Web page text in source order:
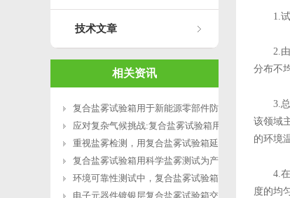
技术文章
相关资讯
复合盐雾试验箱用于新能源零部件防腐测
应对复杂气候挑战:复合盐雾试验箱用于涂
重视盐雾检测，用复合盐雾试验箱延长产
复合盐雾试验箱用科学盐雾测试为产品研
环境可靠性测试中，复合盐雾试验箱缺水
电子元器件镀银层复合盐雾试验箱交变盐
1.试验
2.由于
分布不
3.总体
该领域
的环境
4.在运
度的均